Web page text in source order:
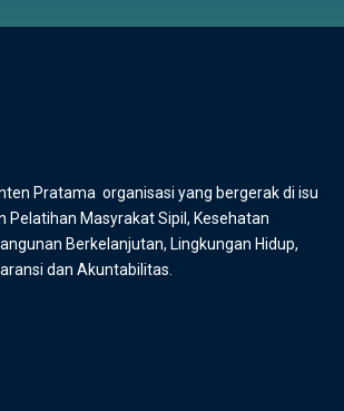
Pratama organisasi yang bergerak di isu
Pelatihan Masyrakat Sipil, Kesehatan
Berkelanjutan, Lingkungan Hidup,
dan Akuntabilitas.